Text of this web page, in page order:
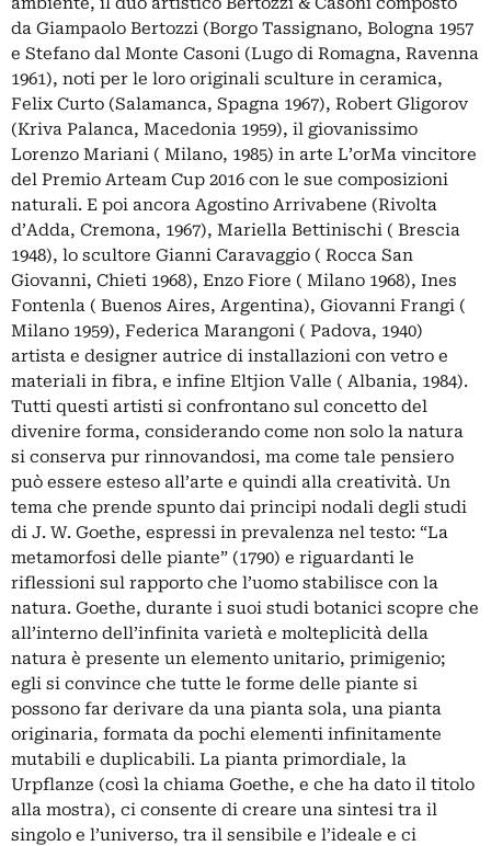
da Giampaolo Bertozzi (Borgo Tassignano, Bologna 1957
e Stefano dal Monte Casoni (Lugo di Romagna, Ravenna
1961), noti per le loro originali sculture in ceramica,
Felix Curto (Salamanca, Spagna 1967), Robert Gligorov
(Kriva Palanca, Macedonia 1959), il giovanissimo
Lorenzo Mariani ( Milano, 1985) in arte L’orMa vincitore
del Premio Arteam Cup 2016 con le sue composizioni
naturali. E poi ancora Agostino Arrivabene (Rivolta
d’Adda, Cremona, 1967), Mariella Bettinischi ( Brescia
1948), lo scultore Gianni Caravaggio ( Rocca San
Giovanni, Chieti 1968), Enzo Fiore ( Milano 1968), Ines
Fontenla ( Buenos Aires, Argentina), Giovanni Frangi (
Milano 1959), Federica Marangoni ( Padova, 1940)
artista e designer autrice di installazioni con vetro e
materiali in fibra, e infine Eltjion Valle ( Albania, 1984).
Tutti questi artisti si confrontano sul concetto del
divenire forma, considerando come non solo la natura
si conserva pur rinnovandosi, ma come tale pensiero
può essere esteso all’arte e quindi alla creatività. Un
tema che prende spunto dai principi nodali degli studi
di J. W. Goethe, espressi in prevalenza nel testo: “La
metamorfosi delle piante” (1790) e riguardanti le
riflessioni sul rapporto che l’uomo stabilisce con la
natura. Goethe, durante i suoi studi botanici scopre che
all’interno dell’infinita varietà e molteplicità della
natura è presente un elemento unitario, primigenio;
egli si convince che tutte le forme delle piante si
possono far derivare da una pianta sola, una pianta
originaria, formata da pochi elementi infinitamente
mutabili e duplicabili. La pianta primordiale, la
Urpflanze (così la chiama Goethe, e che ha dato il titolo
alla mostra), ci consente di creare una sintesi tra il
singolo e l’universo, tra il sensibile e l’ideale e ci